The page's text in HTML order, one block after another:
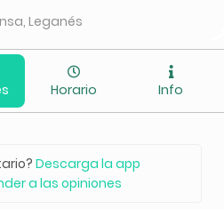
Leganés
Horario Info
Descarga la app
a las opiniones